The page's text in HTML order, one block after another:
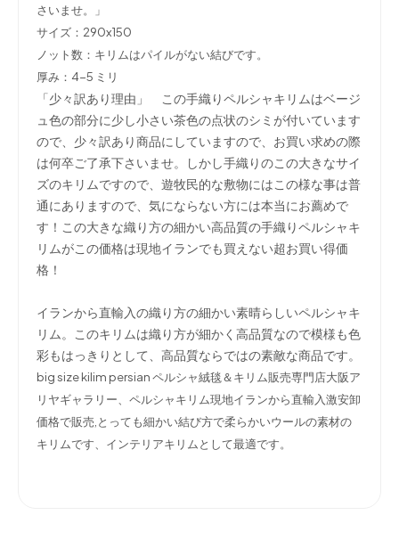
さいませ。」
サイズ：290x150
ノット数：キリムはパイルがない結びです。
厚み：4-5 ミリ
「少々訳あり理由」 この手織りペルシャキリムはベージ
ュ色の部分に少し小さい茶色の点状のシミが付いています
ので、少々訳あり商品にしていますので、お買い求めの際
は何卒ご了承下さいませ。しかし手織りのこの大きなサイ
ズのキリムですので、遊牧民的な敷物にはこの様な事は普
通にありますので、気にならない方には本当にお薦めで
す！この大きな織り方の細かい高品質の手織りペルシャキ
リムがこの価格は現地イランでも買えない超お買い得価
格！
イランから直輸入の織り方の細かい素晴らしいペルシャキ
リム。このキリムは織り方が細かく高品質なので模様も色
彩もはっきりとして、高品質ならではの素敵な商品です。
big size kilim persian ペルシャ絨毯＆キリム販売専門店大阪ア
リヤギャラリー、ペルシャキリム現地イランから直輸入激安卸
価格で販売,とっても細かい結び方で柔らかいウールの素材の
キリムです、インテリアキリムとして最適です。